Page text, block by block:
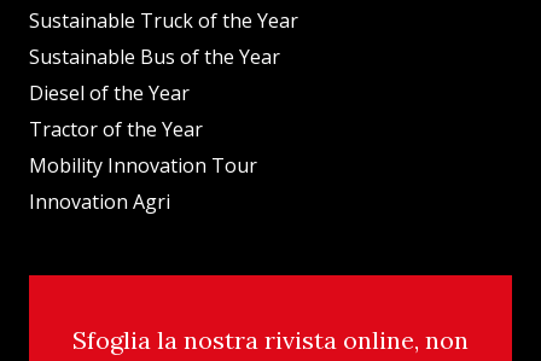
Sustainable Truck of the Year
Sustainable Bus of the Year
Diesel of the Year
Tractor of the Year
Mobility Innovation Tour
Innovation Agri
Sfoglia la nostra rivista online, non